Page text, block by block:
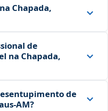
Chapada,
de
na Chapada,
de